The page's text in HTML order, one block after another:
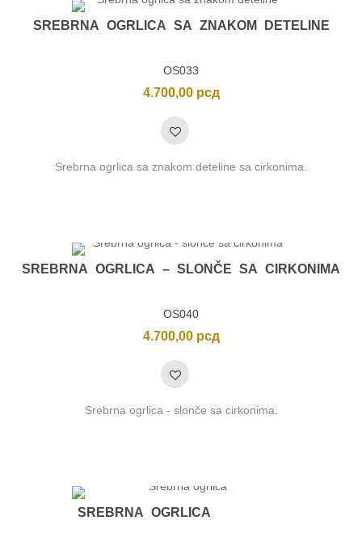
SREBRNA OGRLICA SA ZNAKOM DETELINE
OS033
4.700,00 рсд
Srebrna ogrlica sa znakom deteline sa cirkonima.
SREBRNA OGRLICA – SLONČE SA CIRKONIMA
OS040
4.700,00 рсд
Srebrna ogrlica - slonče sa cirkonima.
SREBRNA OGRLICA